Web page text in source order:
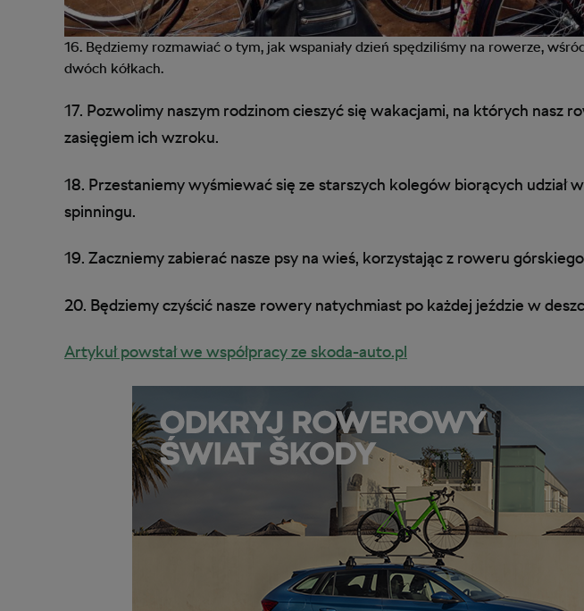
16. Będziemy rozmawiać o tym, jak wspaniały dzień spędziliśmy na rowerze,
dwóch kółkach.
17. Pozwolimy naszym rodzinom cieszyć się wakacjami, na których nasz
zasięgiem ich wzroku.
18. Przestaniemy wyśmiewać się ze starszych kolegów biorących udział
spinningu.
19. Zaczniemy zabierać nasze psy na wieś, korzystając z roweru
20. Będziemy czyścić nasze rowery natychmiast po każdej jeździe w
Artykuł powstał we współpracy ze skoda-auto.pl